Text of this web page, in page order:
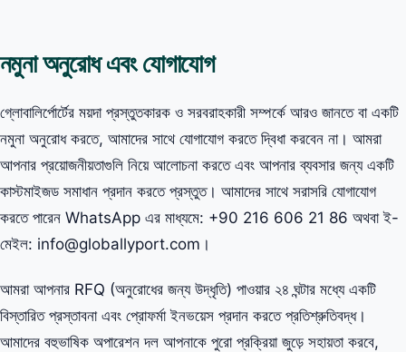
নমুনা অনুরোধ এবং যোগাযোগ
গ্লোবালির্পোর্টের ময়দা প্রস্তুতকারক ও সরবরাহকারী সম্পর্কে আরও জানতে বা একটি
নমুনা অনুরোধ করতে, আমাদের সাথে যোগাযোগ করতে দ্বিধা করবেন না। আমরা
আপনার প্রয়োজনীয়তাগুলি নিয়ে আলোচনা করতে এবং আপনার ব্যবসার জন্য একটি
কাস্টমাইজড সমাধান প্রদান করতে প্রস্তুত। আমাদের সাথে সরাসরি যোগাযোগ
করতে পারেন WhatsApp এর মাধ্যমে: +90 216 606 21 86 অথবা ই-
মেইল: info@globallyport.com।
আমরা আপনার RFQ (অনুরোধের জন্য উদ্ধৃতি) পাওয়ার ২৪ ঘন্টার মধ্যে একটি
বিস্তারিত প্রস্তাবনা এবং প্রোফর্মা ইনভয়েস প্রদান করতে প্রতিশ্রুতিবদ্ধ।
আমাদের বহুভাষিক অপারেশন দল আপনাকে পুরো প্রক্রিয়া জুড়ে সহায়তা করবে,